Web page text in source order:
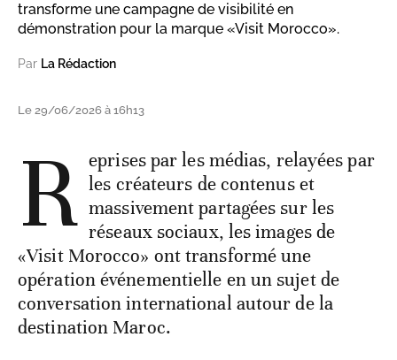
transforme une campagne de visibilité en
démonstration pour la marque «Visit Morocco».
Par La Rédaction
Le 29/06/2026 à 16h13
R eprises par les médias, relayées par
les créateurs de contenus et
massivement partagées sur les
réseaux sociaux, les images de
«Visit Morocco» ont transformé une
opération événementielle en un sujet de
conversation international autour de la
destination Maroc.